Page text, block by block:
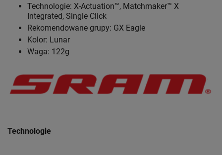
Technologie: X-Actuation™, Matchmaker™ X
Integrated, Single Click
Rekomendowane grupy: GX Eagle
Kolor: Lunar
Waga: 122g
Technologie